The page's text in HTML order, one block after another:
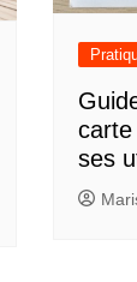
ses